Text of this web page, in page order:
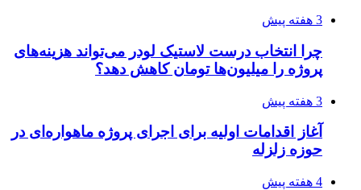
3 هفته پیش
چرا انتخاب درست لاستیک لودر می‌تواند هزینه‌های
پروژه را میلیون‌ها تومان کاهش دهد؟
3 هفته پیش
آغاز اقدامات اولیه برای اجرای پروژه ماهواره‌ای در
حوزه زلزله
4 هفته پیش